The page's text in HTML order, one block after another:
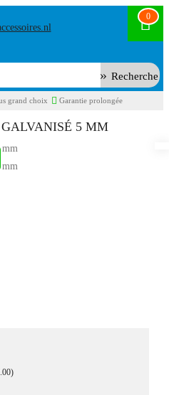
0
Recherche
grand choix Garantie prolongée
GALVANISÉ 5 MM
ouvrés